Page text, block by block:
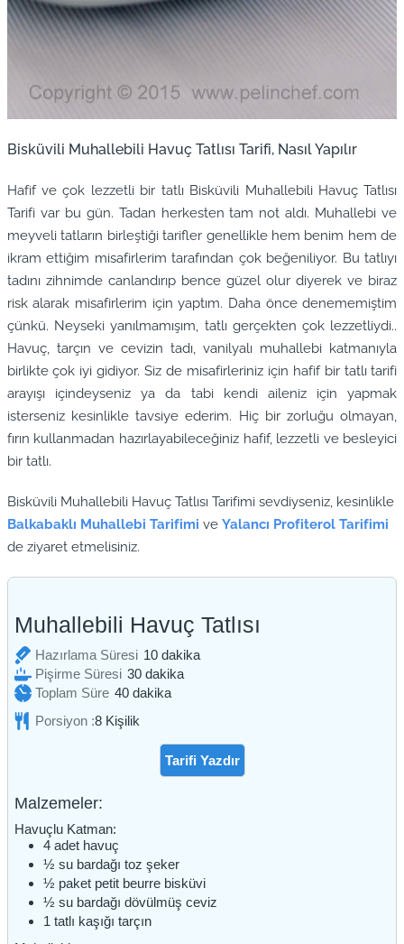
Bisküvili Muhallebili Havuç Tatlısı Tarifi, Nasıl Yapılır
Hafif ve çok lezzetli bir tatlı Bisküvili Muhallebili Havuç Tatlısı
Tarifi var bu gün. Tadan herkesten tam not aldı. Muhallebi ve
meyveli tatların birleştiği tarifler genellikle hem benim hem de
ikram ettiğim misafirlerim tarafından çok beğeniliyor. Bu tatlıyı
tadını zihnimde canlandırıp bence güzel olur diyerek ve biraz
risk alarak misafirlerim için yaptım. Daha önce denememiştim
çünkü. Neyseki yanılmamışım, tatlı gerçekten çok lezzetliydi..
Havuç, tarçın ve cevizin tadı, vanilyalı muhallebi katmanıyla
birlikte çok iyi gidiyor. Siz de misafirleriniz için hafif bir tatlı tarifi
arayışı içindeyseniz ya da tabi kendi aileniz için yapmak
isterseniz kesinlikle tavsiye ederim. Hiç bir zorluğu olmayan,
fırın kullanmadan hazırlayabileceğiniz hafif, lezzetli ve besleyici
bir tatlı.
Bisküvili Muhallebili Havuç Tatlısı Tarifimi sevdiyseniz, kesinlikle
Balkabaklı Muhallebi Tarifimi ve Yalancı Profiterol Tarifimi
de ziyaret etmelisiniz.
Muhallebili Havuç Tatlısı
Hazırlama Süresi 10dakika
dakika
Pişirme Süresi 30dakika
dakika
Toplam Süre 40dakika
dakika
Porsiyon :8 Kişilik
Tarifi Yazdır
Malzemeler:
Havuçlu Katman:
4 adet havuç
½ su bardağı toz şeker
½ paket petit beurre bisküvi
½ su bardağı dövülmüş ceviz
1 tatlı kaşığı tarçın